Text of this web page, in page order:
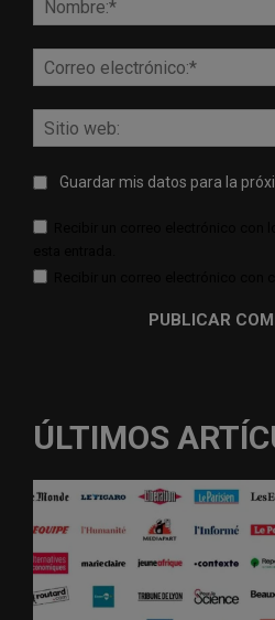
Guardar mis datos para la
ÚLTIMOS